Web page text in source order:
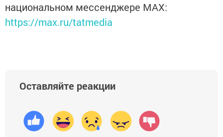
национальном мессенджере MАХ:
https://max.ru/tatmedia
Оставляйте реакции